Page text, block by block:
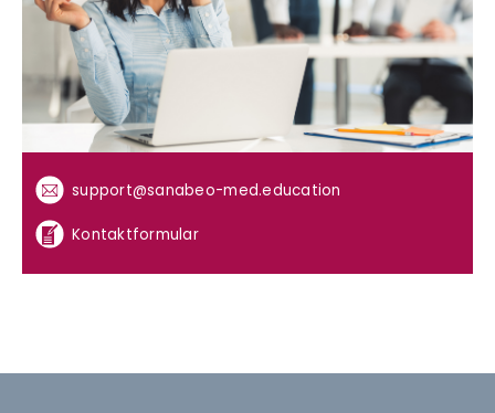
support@sanabeo-med.education
Kontaktformular